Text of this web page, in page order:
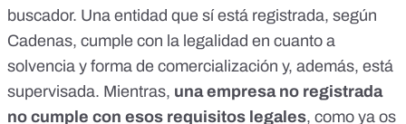
buscador. Una entidad que sí está registrada, según
Cadenas, cumple con la legalidad en cuanto a
solvencia y forma de comercialización y, además, está
supervisada. Mientras, una empresa no registrada
no cumple con esos requisitos legales, como ya os